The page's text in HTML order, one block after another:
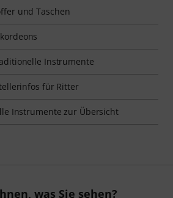
und Taschen
Instrumente
für Ritter
Instrumente zur Übersicht
was Sie sehen?